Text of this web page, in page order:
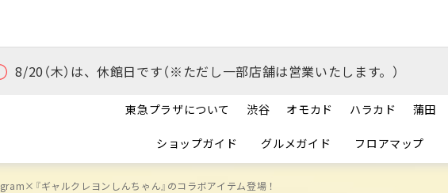
8/20（木）は、休館日です（※ただし一部店舗は営業いたします。）
東急プラザについて 渋谷 オモカド ハラカド 蒲田
ショップガイド グルメガイド フロアマップ
『ギャルクレヨンしんちゃん』のコラボアイテム登場！